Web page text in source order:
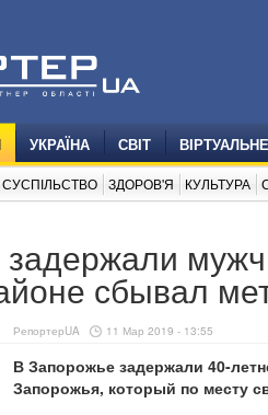
УКРАЇНА СВІТ
СУСПІЛЬСТВО ЗДОРОВ'Я КУЛЬТУРА
сбывал
РепортерUA 11 Мар 2019 - 13:55
В Запорожье задержали 40-
Запорожья, который по месту